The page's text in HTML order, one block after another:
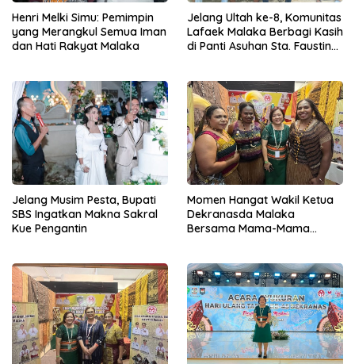
Henri Melki Simu: Pemimpin
yang Merangkul Semua Iman
dan Hati Rakyat Malaka
Jelang Ultah ke-8, Komunitas
Lafaek Malaka Berbagi Kasih
di Panti Asuhan Sta. Faustina
Jelang Musim Pesta, Bupati
SBS Ingatkan Makna Sakral
Kue Pengantin
Momen Hangat Wakil Ketua
Dekranasda Malaka
Bersama Mama-Mama